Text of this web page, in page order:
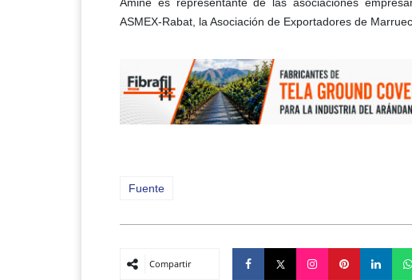
Amine es representante de las asociaciones
ASMEX-Rabat, la Asociación de Exportadores de
Fuente
Compartir